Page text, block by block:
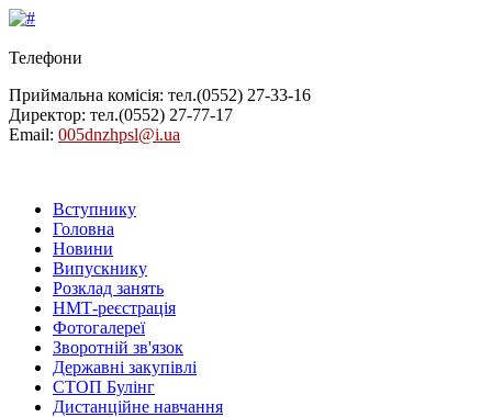
Телефони
Приймальна комісія: тел.(0552) 27-33-16
Директор: тел.(0552) 27-77-17
Email: 005dnzhpsl@i.ua
Вступнику
Головна
Новини
Випускнику
Розклад занять
НМТ-реєстрація
Фотогалереї
Зворотній зв'язок
Державні закупівлі
СТОП Булінг
Дистанційне навчання